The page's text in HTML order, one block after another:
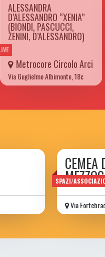
ALESSANDRA
D’ALESSANDRO “XENIA”
(BIONDI, PASCUCCI,
ZENINI, D’ALESSANDRO)
Metrocore Circolo Arci
Via Guglielmo Albimonte, 18c
SPAZI/
CEMEA
Via